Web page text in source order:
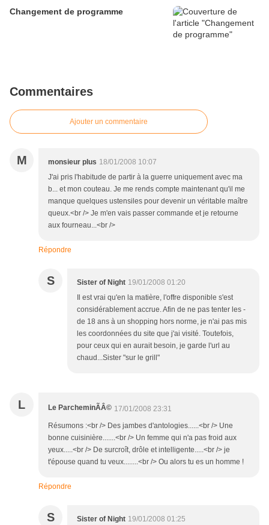
Changement de programme
Commentaires
Ajouter un commentaire
M monsieur plus 18/01/2008 10:07
J'ai pris l'habitude de partir à la guerre uniquement avec ma
b... et mon couteau. Je me rends compte maintenant qu'il me
manque quelques ustensiles pour devenir un véritable maître
queux.<br /> Je m'en vais passer commande et je retourne
aux fourneau...<br />
Répondre
S Sister of Night 19/01/2008 01:20
Il est vrai qu'en la matière, l'offre disponible s'est
considérablement accrue. Afin de ne pas tenter les -
de 18 ans à un shopping hors norme, je n'ai pas mis
les coordonnées du site que j'ai visité. Toutefois,
pour ceux qui en aurait besoin, je garde l'url au
chaud...Sister "sur le grill"
L Le ParcheminÃÂ© 17/01/2008 23:31
Résumons :<br /> Des jambes d'antologies......<br /> Une
bonne cuisinière.......<br /> Un femme qui n'a pas froid aux
yeux.....<br /> De surcroît, drôle et intelligente.....<br /> je
t'épouse quand tu veux........<br /> Ou alors tu es un homme !
Répondre
S Sister of Night 19/01/2008 01:25